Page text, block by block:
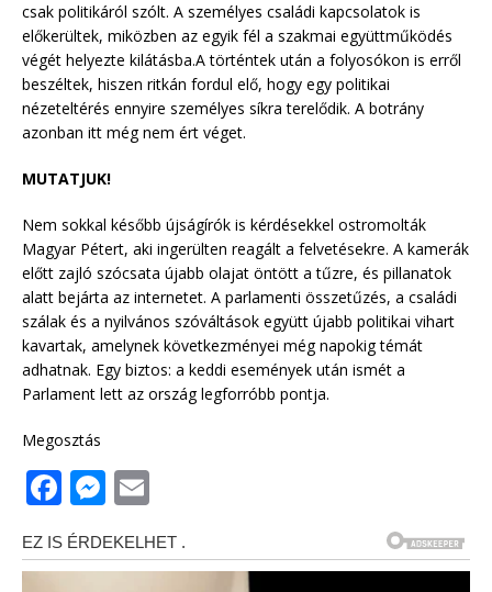
csak politikáról szólt. A személyes családi kapcsolatok is
előkerültek, miközben az egyik fél a szakmai együttműködés
végét helyezte kilátásba.A történtek után a folyosókon is erről
beszéltek, hiszen ritkán fordul elő, hogy egy politikai
nézeteltérés ennyire személyes síkra terelődik. A botrány
azonban itt még nem ért véget.
MUTATJUK!
Nem sokkal később újságírók is kérdésekkel ostromolták
Magyar Pétert, aki ingerülten reagált a felvetésekre. A kamerák
előtt zajló szócsata újabb olajat öntött a tűzre, és pillanatok
alatt bejárta az internetet. A parlamenti összetűzés, a családi
szálak és a nyilvános szóváltások együtt újabb politikai vihart
kavartak, amelynek következményei még napokig témát
adhatnak. Egy biztos: a keddi események után ismét a
Parlament lett az ország legforróbb pontja.
Megosztás
F
a
c
M
ssai